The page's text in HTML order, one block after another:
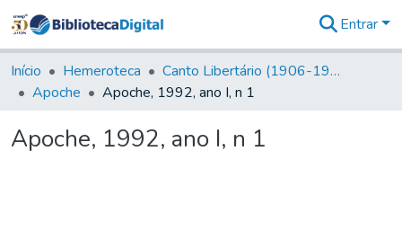
&
Coleções
Tudo na
Digital
Entrar
Início Hemeroteca
Canto Libertário (1906-1995)
Apoche
Apoche, 1992, ano I, n 1
Apoche, 1992, ano I, n 1